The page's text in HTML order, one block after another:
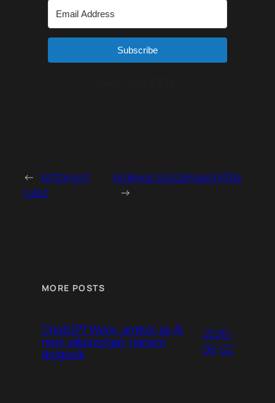
Subscribe
← bittorrent
rulez
érdekes összehasonlítás
→
MORE POSTS
ChatGPT Work: amikor az AI
nem válaszolgat, hanem
dolgozik
2026-
08-02